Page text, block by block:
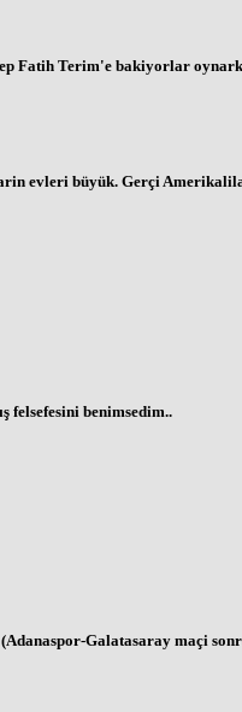
Fatih Terim'e bakiyorlar
evleri büyük. Gerçi
felsefesini benimsedim..
Galatasaray maçi